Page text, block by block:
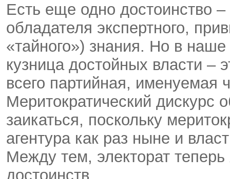
Есть еще одно достоинство
обладателя экспертного,
«тайного») знания. Но в наше
кузница достойных власти
всего партийная, именуемая
Меритократический дискурс
заикаться, поскольку
агентура как раз ныне и
Между тем, электорат
достоинств.